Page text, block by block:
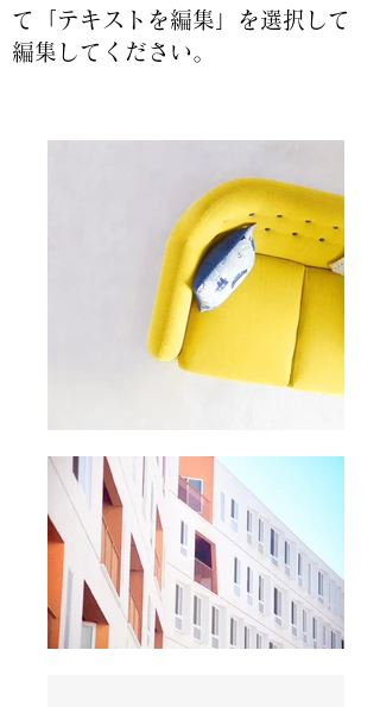
て「テキストを編集」を選択して
編集してください。